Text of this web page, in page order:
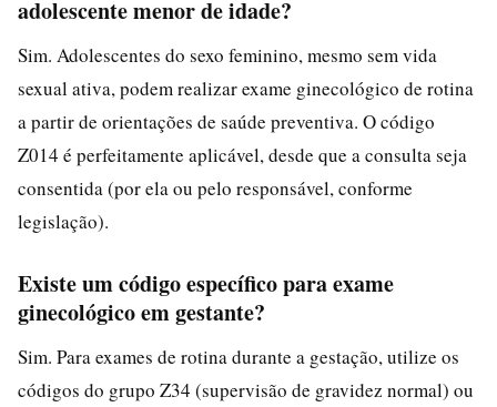
adolescente menor de idade?
Sim. Adolescentes do sexo feminino, mesmo sem vida
sexual ativa, podem realizar exame ginecológico de rotina
a partir de orientações de saúde preventiva. O código
Z014 é perfeitamente aplicável, desde que a consulta seja
consentida (por ela ou pelo responsável, conforme
legislação).
Existe um código específico para exame
ginecológico em gestante?
Sim. Para exames de rotina durante a gestação, utilize os
códigos do grupo Z34 (supervisão de gravidez normal) ou